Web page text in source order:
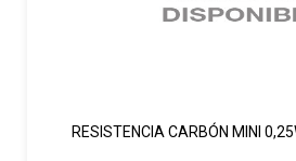
RESISTENCIA CARBÓN MINI